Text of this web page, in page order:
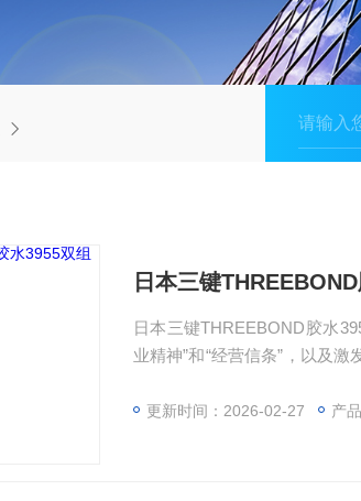
日本三键
日本三键THREEBOND胶水
业精神”和“经营信条”，以及
在任何时代，所有员工都齐心
更新时间：2026-02-27 产